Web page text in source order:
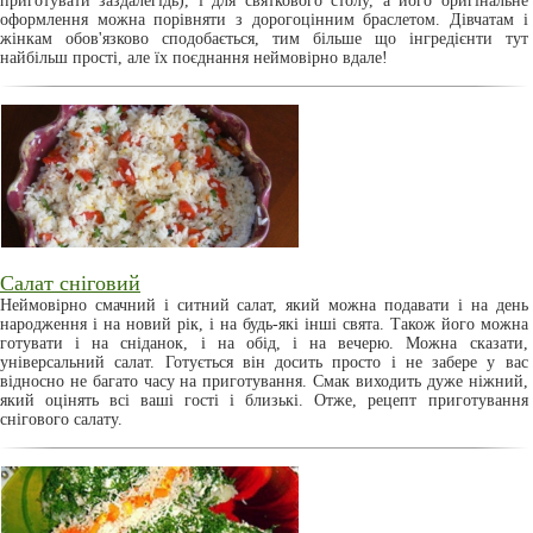
оформлення можна порівняти з дорогоцінним браслетом. Дівчатам і
жінкам обов'язково сподобається, тим більше що інгредієнти тут
найбільш прості, але їх поєднання неймовірно вдале!
Салат сніговий
Неймовірно смачний і ситний салат, який можна подавати і на день
народження і на новий рік, і на будь-які інші свята. Також його можна
готувати і на сніданок, і на обід, і на вечерю. Можна сказати,
універсальний салат. Готується він досить просто і не забере у вас
відносно не багато часу на приготування. Смак виходить дуже ніжний,
який оцінять всі ваші гості і близькі. Отже, рецепт приготування
снігового салату.